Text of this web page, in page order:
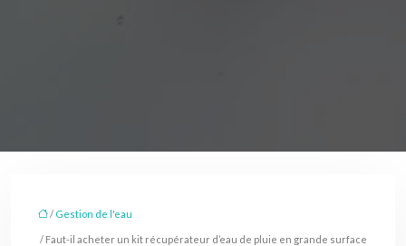
/ Gestion de l'eau
/ Faut-il acheter un kit récupérateur d’eau de pluie en grande surface